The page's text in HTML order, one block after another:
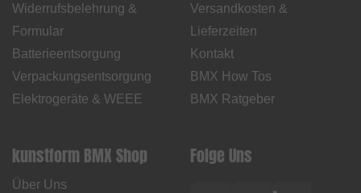
Widerrufsbelehrung &
Formular
Batterieentsorgung
Verpackungsentsorgung
Elektrogeräte & WEEE
Versandkosten &
Lieferzeiten
Kontakt
BMX How Tos
BMX Ratgeber
kunstform BMX Shop
Über Uns
Folge Uns